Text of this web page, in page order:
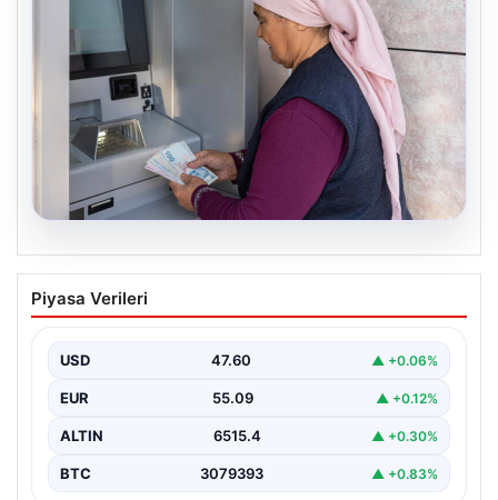
05.08.2026
Emekli maaşı ödemeleri ne zaman
yatacak? SGK, Bağ-Kur, Emekli Sandığı
Piyasa Verileri
USD 47.60 ▲ +0.06%
EUR 55.09 ▲ +0.12%
ALTIN 6515.4 ▲ +0.30%
BTC 3079393 ▲ +0.83%